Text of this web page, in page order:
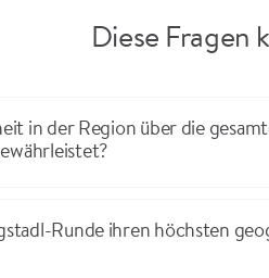
Diese Fragen
in der Region über die
Runde ihren höchsten